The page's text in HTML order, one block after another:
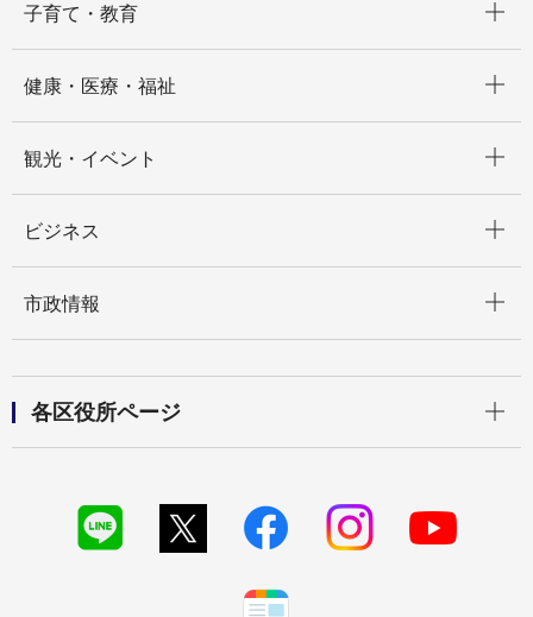
子育て・教育
健康・医療・福祉
観光・イベント
ビジネス
市政情報
各区役所ページ